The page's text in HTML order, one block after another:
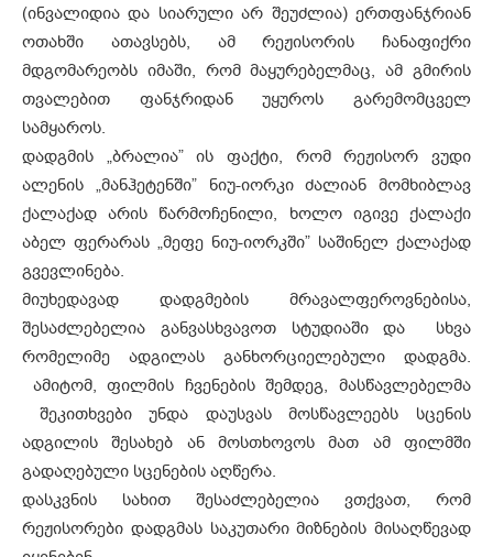
(ინვალიდია და სიარული არ შეუძლია) ერთფანჯრიან
ოთახში ათავსებს, ამ რეჟისორის ჩანაფიქრი
მდგომარეობს იმაში, რომ მაყურებელმაც, ამ გმირის
თვალებით ფანჯრიდან უყუროს გარემომცველ
სამყაროს.
დადგმის „ბრალია” ის ფაქტი, რომ რეჟისორ ვუდი
ალენის „მანჰეტენში” ნიუ-იორკი ძალიან მომხიბლავ
ქალაქად არის წარმოჩენილი, ხოლო იგივე ქალაქი
აბელ ფერარას „მეფე ნიუ-იორკში” საშინელ ქალაქად
გვევლინება.
მიუხედავად დადგმების მრავალფეროვნებისა,
შესაძლებელია განვასხვავოთ სტუდიაში და სხვა
რომელიმე ადგილას განხორციელებული დადგმა.
ამიტომ, ფილმის ჩვენების შემდეგ, მასწავლებელმა
შეკითხვები უნდა დაუსვას მოსწავლეებს სცენის
ადგილის შესახებ ან მოსთხოვოს მათ ამ ფილმში
გადაღებული სცენების აღწერა.
დასკვნის სახით შესაძლებელია ვთქვათ, რომ
რეჟისორები დადგმას საკუთარი მიზნების მისაღწევად